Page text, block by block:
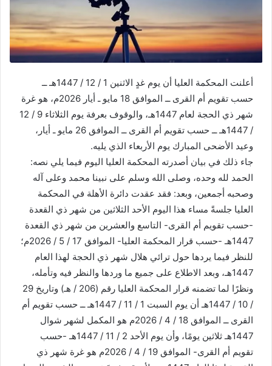
أعلنت المحكمة العليا أن يوم غدٍ الاثنين 1 / 12 / 1447هـ ــ
حسب تقويم أم القرى ــ الموافق 18 مايو ـ أيار 2026م، هو غرة
شهر ذي الحجة لعام 1447هـ، والوقوف بعرفة يوم الثلاثاء 9 / 12
/ 1447هـ ــ حسب تقويم أم القرى ــ الموافق 26 مايو ـ أيار،
وعيد الأضحى المبارك يوم الأربعاء الذي يليه.
جاء ذلك في بيان أصدرته المحكمة العليا اليوم فيما يلي نصه:
الحمد لله وحده، وصلى الله وسلم على نبينا محمد وعلى آله
وصحبه أجمعين، وبعد: فقد عقدت دائرة الأهلة في المحكمة
العليا جلسةً مساء هذا اليوم الأحد الثلاثين من شهر ذي القعدة
-حسب تقويم أم القرى- التاسع والعشرين من شهر ذي القعدة
1447هـ -حسب قرار المحكمة العليا- الموافق 17 / 5 / 2026م؛
للنظر فيما يردها حول ترائي هلال شهر ذي الحجة لهذا العام
1447هـ، وبعد الاطلاع على جميع ما وردها والنظر فيه وتأمله،
ونظرًا لما تضمنه قرار المحكمة العليا رقم (206 / هـ) وتاريخ 29
/ 10 / 1447هـ أن يوم السبت 1 / 11 / 1447هـ ــ حسب تقويم أم
القرى ــ الموافق 18 / 4 / 2026م هو المكمل لشهر شوال
1447هـ ثلاثين يومًا، وأن يوم الأحد 2 / 11 / 1447هـ -حسب
تقويم أم القرى- الموافق 19 / 4 / 2026م هو غرة شهر ذي